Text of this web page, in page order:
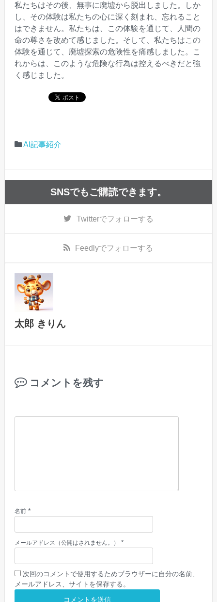
私たちはその後、無事に廃墟から脱出しました。しか
し、その体験は私たちの心に深く刻まれ、忘れること
はできません。私たちは、この体験を通じて、人間の
命の尊さを改めて感じました。そして、私たちはこの
体験を通じて、廃墟探索の危険性を痛感しました。こ
れからは、このような危険な行為は控えるべきだと強
く感じました。
AI記事紹介
SNSでもご購読できます。
Twitterでフォローする
Feedlyでフォローする
太郎 きりん
コメントを残す
名前 *
メールアドレス（公開はされません。） *
次回のコメントで使用するためブラウザーに自分の名前、
メールアドレス、サイトを保存する。